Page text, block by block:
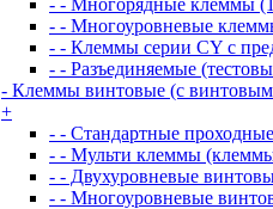
- - Многорядные клеммы
- - Многоуровневые
- - Клеммы серии CY с
- - Разъединяемые
- Клеммы винтовые (с
+
- - Стандартные
- - Мульти клеммы
- - Двухуровневые
- - Многоуровневые